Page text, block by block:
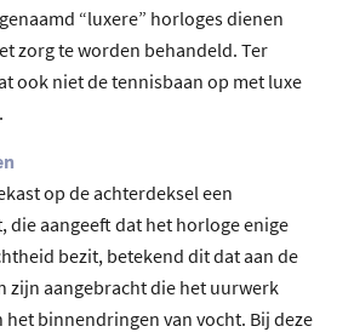
“luxere” horloges dienen
zorg te worden behandeld. Ter
ook niet de tennisbaan op met luxe
op de achterdeksel een
die aangeeft dat het horloge enige
bezit, betekend dit dat aan de
zijn aangebracht die het uurwerk
het binnendringen van vocht. Bij deze